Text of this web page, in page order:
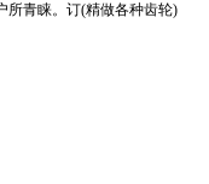
所青睐。订(精做各种齿轮)